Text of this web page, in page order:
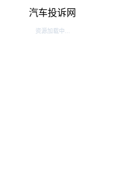
汽车投诉网
资源加载中...